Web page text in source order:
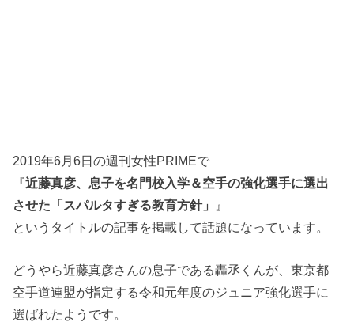
2019年6月6日の週刊女性PRIMEで
『近藤真彦、息子を名門校入学＆空手の強化選手に選出
させた「スパルタすぎる教育方針」
』
というタイトルの記事を掲載して話題になっています。
どうやら近藤真彦さんの息子である轟丞くんが、東京都
空手道連盟が指定する令和元年度のジュニア強化選手に
選ばれたようです。